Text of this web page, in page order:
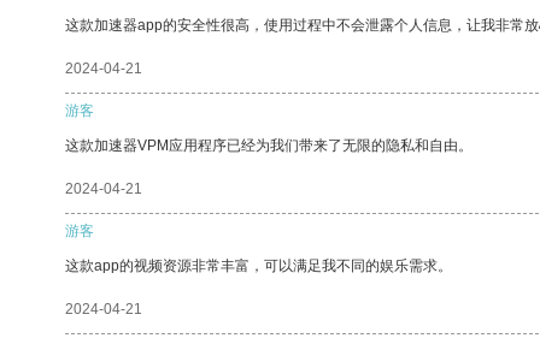
这款加速器app的安全性很高，使用过程中不会泄露个人信息，让我非常
2024-04-21
游客
这款加速器VPM应用程序已经为我们带来了无限的隐私和自由。
2024-04-21
游客
这款app的视频资源非常丰富，可以满足我不同的娱乐需求。
2024-04-21